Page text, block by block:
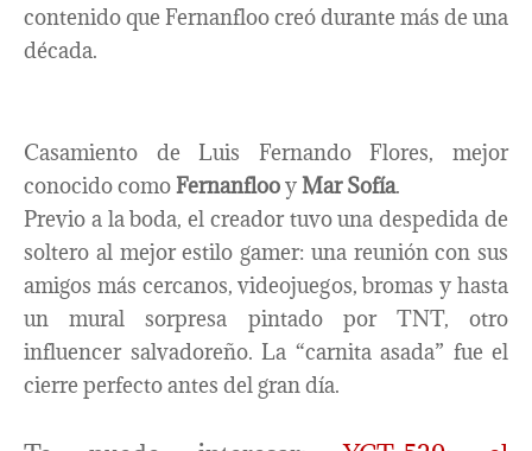
contenido que Fernanfloo creó durante más de una
década.
Casamiento de Luis Fernando Flores, mejor
conocido comoFernanflooyMar Sofía.
Previo a la boda, el creador tuvo una despedida de
soltero al mejor estilo gamer: una reunión con sus
amigos más cercanos, videojuegos, bromas y hasta
un mural sorpresa pintado por TNT, otro
influencer salvadoreño. La “carnita asada” fue el
cierre perfecto antes del gran día.